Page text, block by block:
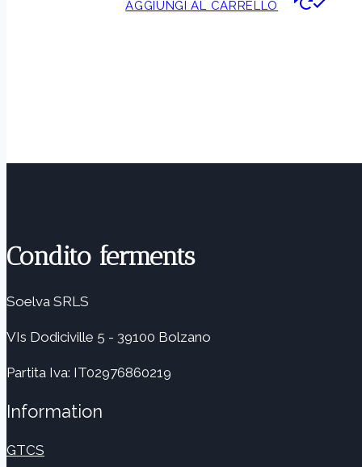
AGGIUNGI AL CARRELLO
Condito ferments
Soelva SRLS
VIs Dodiciville 5 - 39100 Bolzano
Partita Iva: IT02976860219
Information
GTCS